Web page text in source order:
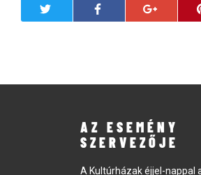
AZ ESEMÉNY
SZERVEZŐJE
A Kultúrházak éjjel-nappal